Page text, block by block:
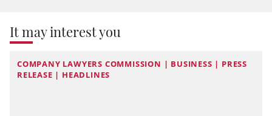
It may interest you
COMPANY LAWYERS COMMISSION | BUSINESS | PRESS
RELEASE | HEADLINES